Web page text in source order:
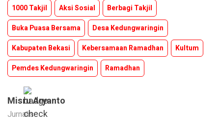
1000 Takjil Aksi Sosial
Berbagi Takjil
Buka Puasa Bersama
Desa Kedungwaringin
Kabupaten Bekasi
Kebersamaan Ramadhan
Kultum
Pemdes Kedungwaringin
Ramadhan
Misru Aryanto
Jurnalis